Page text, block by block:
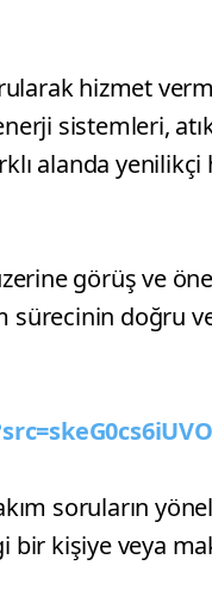
hizmet
sistemleri,
alanda
görüş ve
sürecinin doğru
soruların
bir kişiye veya